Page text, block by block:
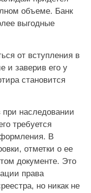
объеме. Банк
выгодные
от вступления в
и заверив его у
становится
наследовании
требуется
В
отметки о ее
документе. Это
права
но никак не